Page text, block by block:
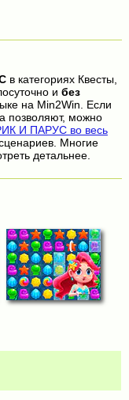
в категориях Квесты,
и без
на Min2Win. Если
позволяют, можно
И ПАРУС во весь
Многие
детальнее.